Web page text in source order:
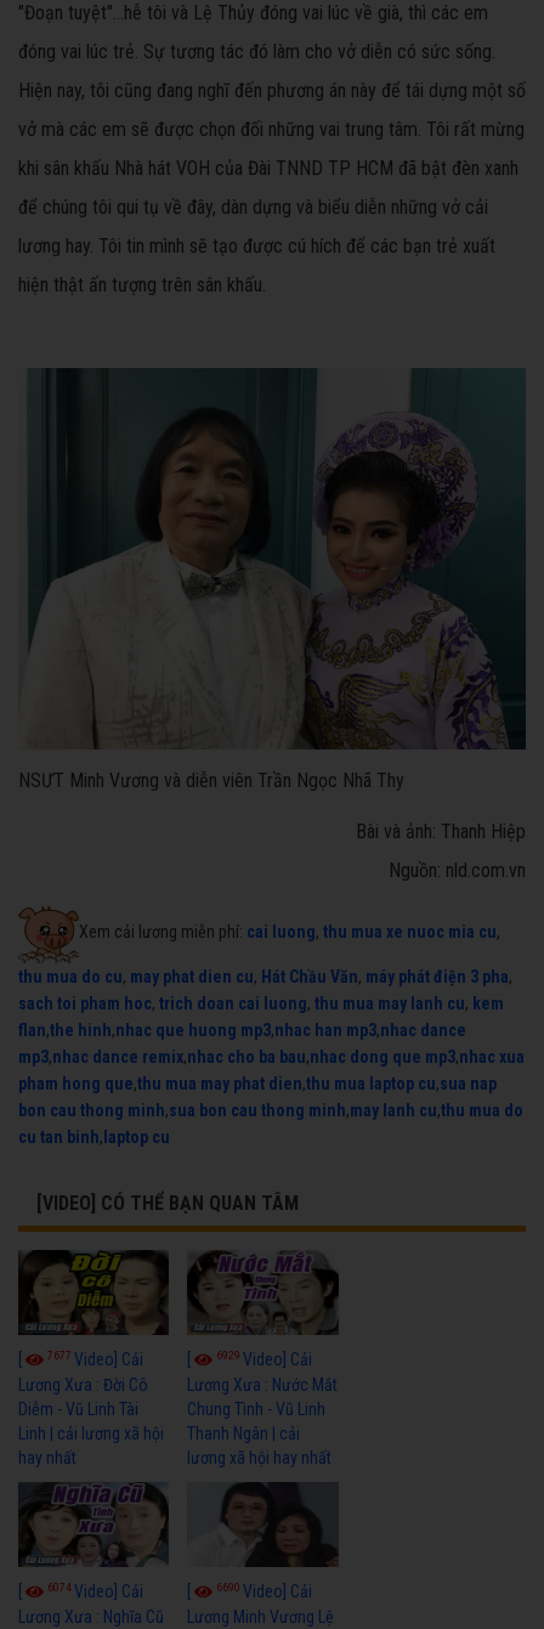
"Đoạn tuyệt"…hễ tôi và Lệ Thủy đóng vai lúc về già, thì các em
đóng vai lúc trẻ. Sự tương tác đó làm cho vở diễn có sức sống.
Hiện nay, tôi cũng đang nghĩ đến phương án này để tái dựng một số
vở mà các em sẽ được chọn đối những vai trung tâm. Tôi rất mừng
khi sân khấu Nhà hát VOH của Đài TNND TP HCM đã bật đèn xanh
để chúng tôi qui tụ về đây, dàn dựng và biểu diễn những vở cải
lương hay. Tôi tin mình sẽ tạo được cú hích để các bạn trẻ xuất
hiện thật ấn tượng trên sân khấu.
NSƯT Minh Vương và diễn viên Trần Ngọc Nhã Thy
Bài và ảnh: Thanh Hiệp
Nguồn: nld.com.vn
Xem cải lương miễn phí: cai luong, thu mua xe nuoc mia cu,
thu mua do cu, may phat dien cu, Hát Chầu Văn, máy phát điện 3 pha,
sach toi pham hoc, trich doan cai luong, thu mua may lanh cu, kem
flan,the hinh,nhac que huong mp3,nhac han mp3,nhac dance
mp3,nhac dance remix,nhac cho ba bau,nhac dong que mp3,nhac xua
pham hong que,thu mua may phat dien,thu mua laptop cu,sua nap
bon cau thong minh,sua bon cau thong minh,may lanh cu,thu mua do
cu tan binh, laptop cu
[VIDEO] CÓ THỂ BẠN QUAN TÂM
[ 7677 Video] Cải
Lương Xưa : Đời Cô
Diễm - Vũ Linh Tài
Linh | cải lương xã hội
hay nhất
[ 6929Video] Cải
Lương Xưa : Nước Mắt
Chung Tình - Vũ Linh
Thanh Ngân | cải
lương xã hội hay nhất
[ 6074Video] Cải
Lương Xưa : Nghĩa Cũ
[ 6690Video] Cải
Lương Minh Vương Lệ